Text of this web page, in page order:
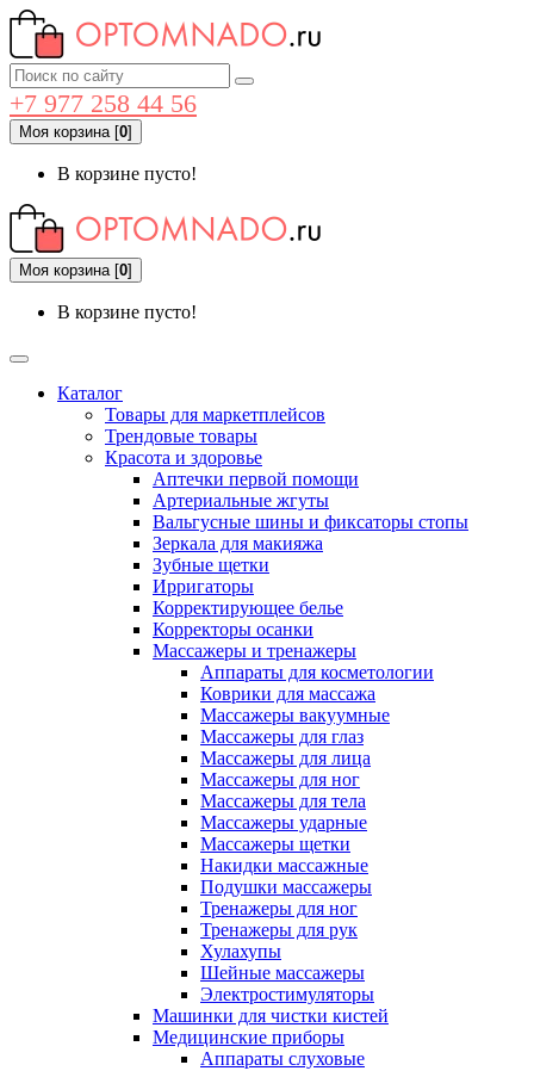
+7 977 258 44 56
Моя корзина[0]
В корзине пусто!
Моя корзина[0]
В корзине пусто!
Каталог
Товары для маркетплейсов
Трендовые товары
Красота и здоровье
Аптечки первой помощи
Артериальные жгуты
Вальгусные шины и фиксаторы стопы
Зеркала для макияжа
Зубные щетки
Ирригаторы
Корректирующее белье
Корректоры осанки
Массажеры и тренажеры
Аппараты для косметологии
Коврики для массажа
Массажеры вакуумные
Массажеры для глаз
Массажеры для лица
Массажеры для ног
Массажеры для тела
Массажеры ударные
Массажеры щетки
Накидки массажные
Подушки массажеры
Тренажеры для ног
Тренажеры для рук
Хулахупы
Шейные массажеры
Электростимуляторы
Машинки для чистки кистей
Медицинские приборы
Аппараты слуховые